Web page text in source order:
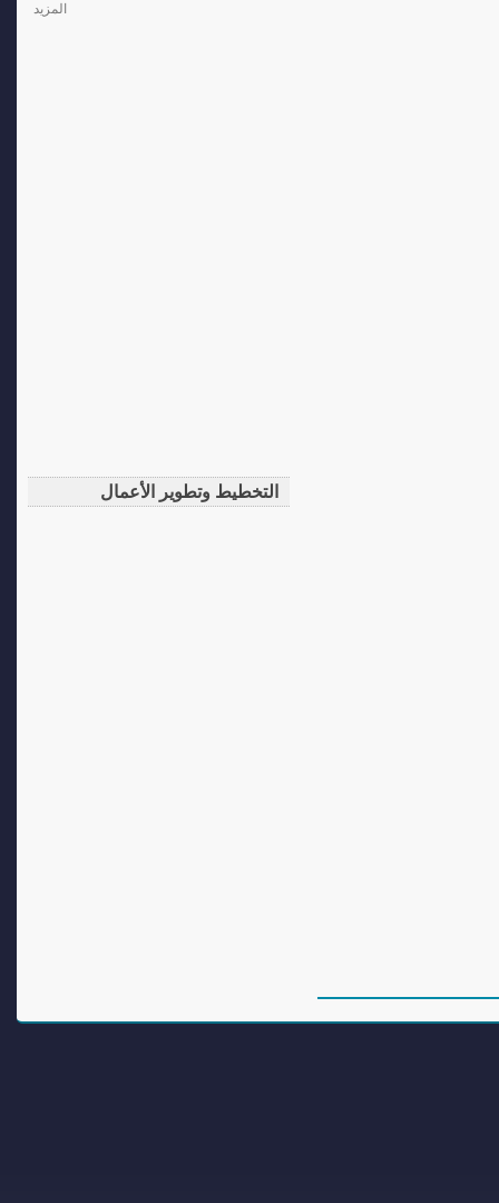
المزيد
التخطيط وتطوير الأعمال